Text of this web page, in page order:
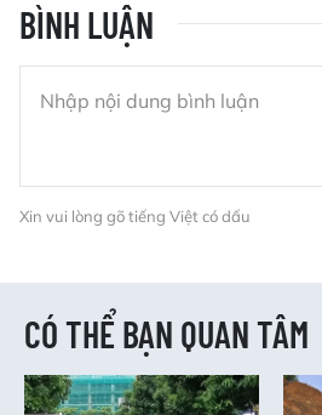
BÌNH LUẬN
Xin vui lòng gõ tiếng Việt có dấu
CÓ THỂ BẠN QUAN TÂM